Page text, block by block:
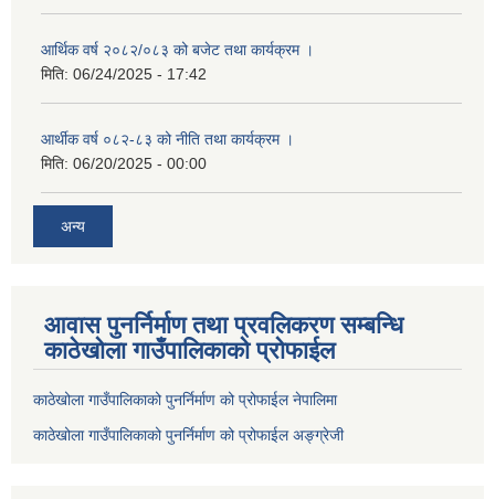
आर्थिक वर्ष २०८२/०८३ को बजेट तथा कार्यक्रम ।
मिति: 06/24/2025 - 17:42
आर्थीक वर्ष ०८२-८३ को नीति तथा कार्यक्रम ।
मिति: 06/20/2025 - 00:00
अन्य
आवास पुनर्निर्माण तथा प्रवलिकरण सम्बन्धि
काठेखोला गाउँपालिकाको प्रोफाईल
काठेखोला गाउँपालिकाको पुनर्निर्माण को प्रोफाईल नेपालिमा
काठेखोला गाउँपालिकाको पुनर्निर्माण को प्रोफाईल अङ्ग्रेजी